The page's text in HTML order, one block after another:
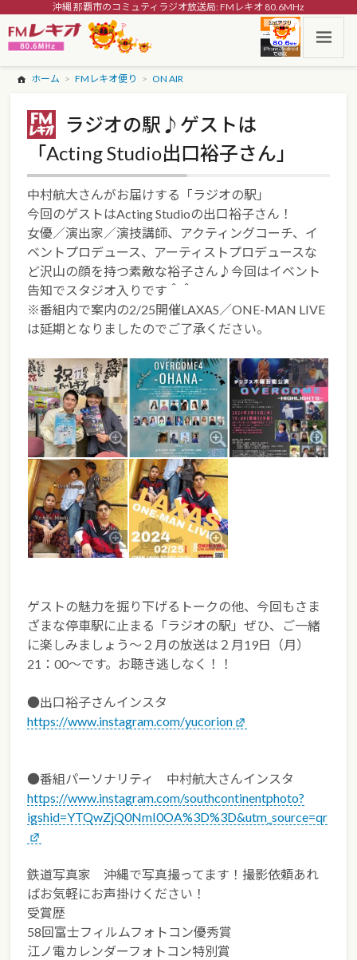
沖縄 那覇市のコミュティラジオ放送局: FMレキオ 80.6MHz
ホーム FMレキオ便り ON AIR
ラジオの駅♪ゲストは
「Acting Studio出口裕子さん」
中村航大さんがお届けする「ラジオの駅」
今回のゲストはActing Studioの出口裕子さん！
女優／演出家／演技講師、アクティングコーチ、イ
ベントプロデュース、アーティストプロデュースな
ど沢山の顔を持つ素敵な裕子さん♪今回はイベント
告知でスタジオ入りです＾＾
※番組内で案内の2/25開催LAXAS／ONE-MAN LIVE
は延期となりましたのでご了承ください。
ゲストの魅力を掘り下げるトークの他、今回もさま
ざまな停車駅に止まる「ラジオの駅」ぜひ、ご一緒
に楽しみましょう～２月の放送は２月19日（月）
21：00～です。お聴き逃しなく！！
●出口裕子さんインスタ
https://www.instagram.com/yucorion
●番組パーソナリティ 中村航大さんインスタ
https://www.instagram.com/southcontinentphoto?
igshid=YTQwZjQ0NmI0OA%3D%3D&utm_source=qr
鉄道写真家 沖縄で写真撮ってます！撮影依頼あれ
ばお気軽にお声掛けください！
受賞歴
58回富士フィルムフォトコン優秀賞
江ノ電カレンダーフォトコン特別賞